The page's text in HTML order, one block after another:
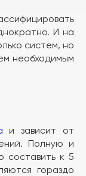
И на
систем, но
необходимым
и зависит от
Полную и
составить к 5
гораздо